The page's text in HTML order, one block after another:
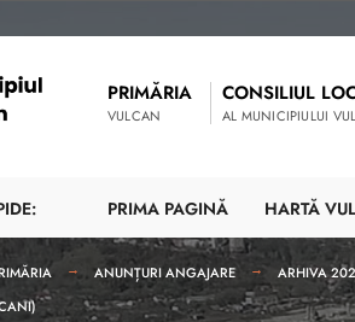
PRIMĂRIA
VULCAN
CONSILIUL
AL MUNICIPIULUI
PRIMA PAGINĂ HARTĂ
ANUNȚURI ANGAJARE ARHIVA